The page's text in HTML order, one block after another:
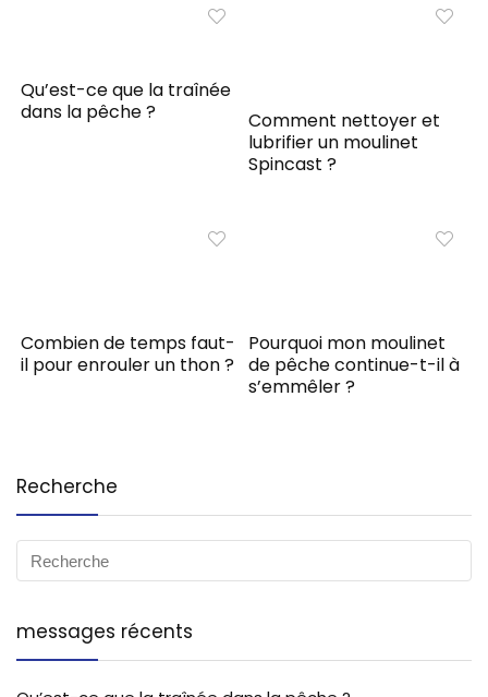
Qu’est-ce que la traînée
dans la pêche ?
Comment nettoyer et
lubrifier un moulinet
Spincast ?
Combien de temps faut-
il pour enrouler un thon ?
Pourquoi mon moulinet
de pêche continue-t-il à
s’emmêler ?
Recherche
messages récents